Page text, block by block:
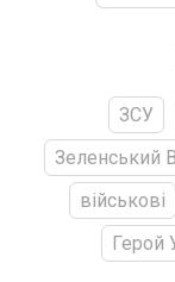
ЗСУ
Зеленський
військові
Герой